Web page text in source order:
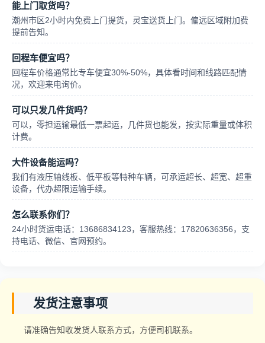
能上门取货吗？
潮州市区2小时内免费上门提货，灵宝送货上门。偏远区域附加费
提前告知。
回程车便宜吗？
回程车价格通常比专车便宜30%-50%，具体看时间和线路匹配情
况，欢迎来电询价。
可以只发几件货吗？
可以，零担运输最低一票起运，几件货也能发，按实际重量或体积
计费。
大件设备能运吗？
我们有液压轴线板、低平板等特种车辆，可承运超长、超宽、超重
设备，代办超限运输手续。
怎么联系你们？
24小时货运电话：13686834123，客服热线：17820636356，支
持电话、微信、官网预约。
发货注意事项
请准确告知收发货人联系方式，方便司机联系。